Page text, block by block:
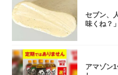
セブン、
味くね？
アマゾン